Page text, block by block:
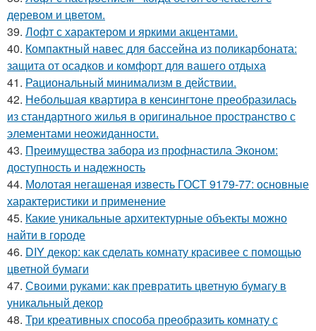
деревом и цветом.
39. Лофт с характером и яркими акцентами.
40. Компактный навес для бассейна из поликарбоната:
защита от осадков и комфорт для вашего отдыха
41. Рациональный минимализм в действии.
42. Небольшая квартира в кенсингтоне преобразилась
из стандартного жилья в оригинальное пространство с
элементами неожиданности.
43. Преимущества забора из профнастила Эконом:
доступность и надежность
44. Молотая негашеная известь ГОСТ 9179-77: основные
характеристики и применение
45. Какие уникальные архитектурные объекты можно
найти в городе
46. DIY декор: как сделать комнату красивее с помощью
цветной бумаги
47. Своими руками: как превратить цветную бумагу в
уникальный декор
48. Три креативных способа преобразить комнату с